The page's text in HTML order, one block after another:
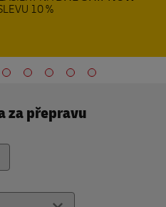
10 %
za přepravu